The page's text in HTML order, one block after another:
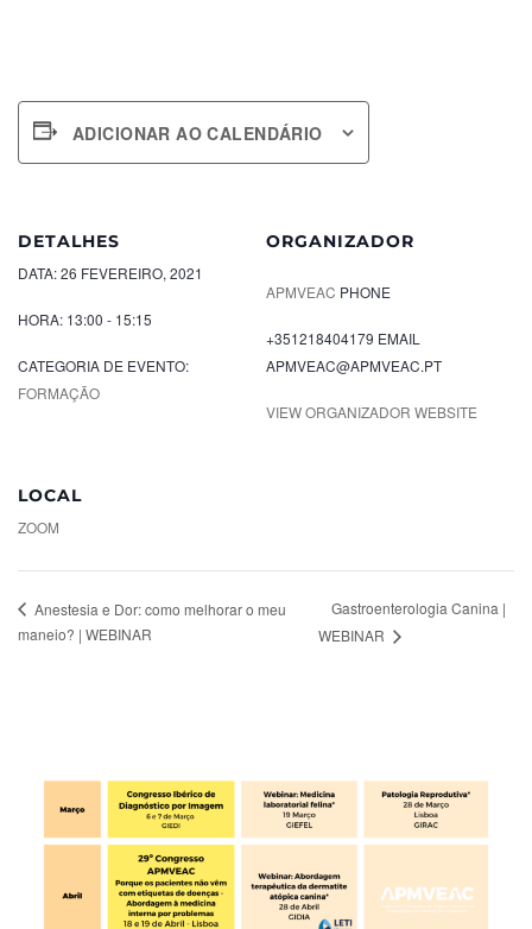
ADICIONAR AO CALENDÁRIO
DETALHES
DATA:26 FEVEREIRO, 2021
HORA: 13:00 - 15:15
CATEGORIA DE EVENTO:
FORMAÇÃO
ORGANIZADOR
APMVEAC PHONE
+351218404179 EMAIL
APMVEAC@APMVEAC.PT
VIEW ORGANIZADOR WEBSITE
LOCAL
ZOOM
Anestesia e Dor: como melhorar o meu
maneio? | WEBINAR
Gastroenterologia Canina |
WEBINAR